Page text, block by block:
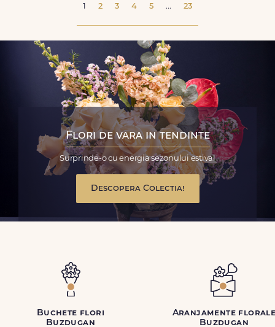
1 2 3 4 5 ... 23
Flori de vara in tendinte
Surprinde-o cu energia sezonului estival
Descopera Colectia!
Buchete flori
Buzdugan
Aranjamente
Buzdugan